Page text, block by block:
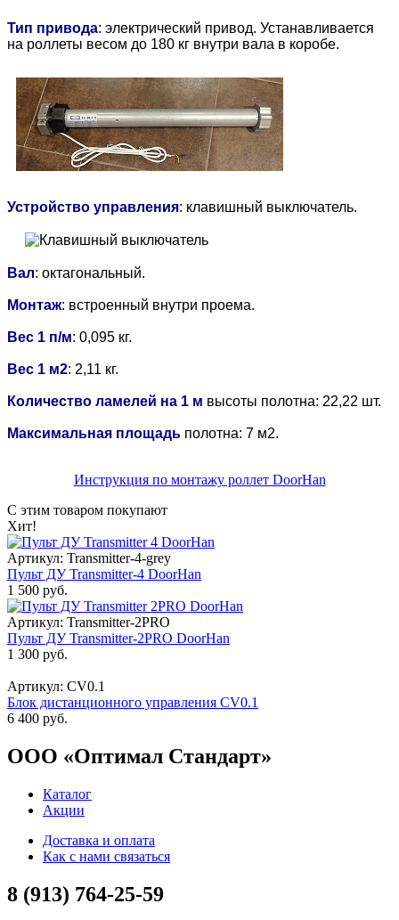
Тип привода: электрический привод. Устанавливается
на роллеты весом до 180 кг внутри вала в коробе.
Устройство управления: клавишный выключатель.
Вал: октагональный.
Монтаж: встроенный внутри проема.
Вес 1 п/м: 0,095 кг.
Вес 1 м2: 2,11 кг.
Количество ламелей на 1 м высоты полотна: 22,22 шт.
Максимальная площадь полотна: 7 м2.
Инструкция по монтажу роллет DoorHan
С этим товаром покупают
Хит!
Артикул: Transmitter-4-grey
Пульт ДУ Transmitter-4 DoorHan
1 500 руб.
Артикул: Transmitter-2PRO
Пульт ДУ Transmitter-2PRO DoorHan
1 300 руб.
Артикул: CV0.1
Блок дистанционного управления CV0.1
6 400 руб.
ООО «Оптимал Стандарт»
Каталог
Акции
Доставка и оплата
Как с нами связаться
8 (913) 764-25-59